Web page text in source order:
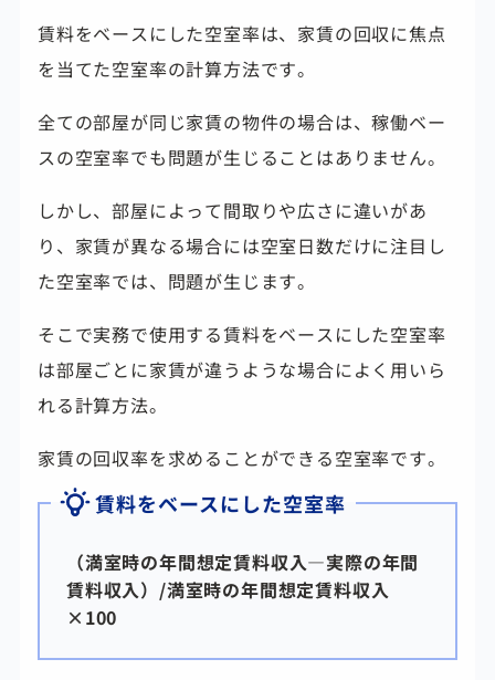
賃料をベースにした空室率は、家賃の回収に焦点
を当てた空室率の計算方法です。
全ての部屋が同じ家賃の物件の場合は、稼働ベー
スの空室率でも問題が生じることはありません。
しかし、部屋によって間取りや広さに違いがあ
り、家賃が異なる場合には空室日数だけに注目し
た空室率では、問題が生じます。
そこで実務で使用する賃料をベースにした空室率
は部屋ごとに家賃が違うような場合によく用いら
れる計算方法。
家賃の回収率を求めることができる空室率です。
賃料をベースにした空室率
（満室時の年間想定賃料収入―実際の年間
賃料収入）/満室時の年間想定賃料収入
×100